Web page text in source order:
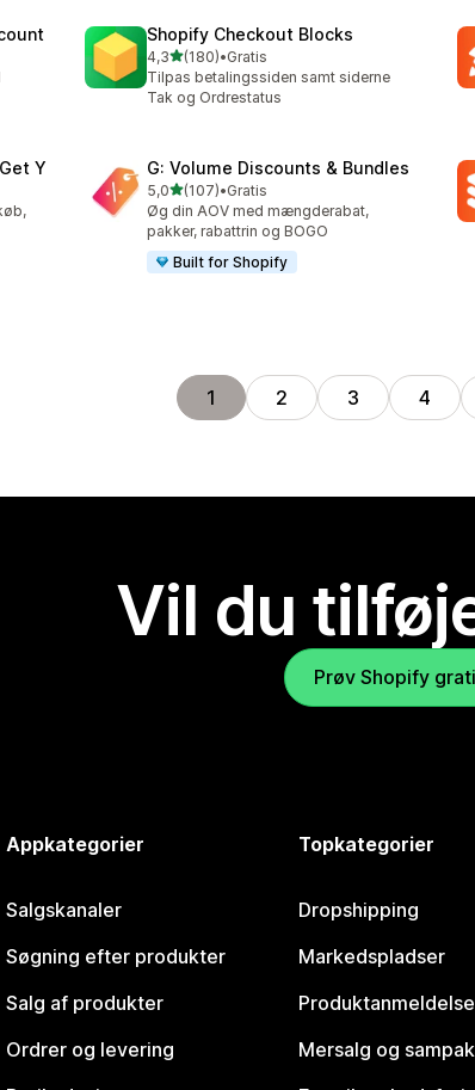
Shopify Checkout Blocks
4,3ud af 5 stjerner
(180)
180 anmeldelser i alt
•Gratis
Tilpas betalingssiden samt siderne
Tak og Ordrestatus
Y G: Volume Discounts & Bundles
5,0ud af 5 stjerner
(107)
107 anmeldelser i alt
•Gratis
Øg din AOV med mængderabat,
pakker, rabattrin og BOGO
Built for Shopify
1 2 3 4
Vil du
Prøv Shopify
Appkategorier
Salgskanaler
Søgning efter produkter
Salg af produkter
Ordrer og levering
Topkategorier
Dropshipping
Markedspladser
Mersalg og sampak